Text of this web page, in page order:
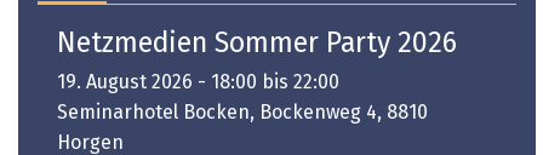
Netzmedien Sommer Party 2026
19. August 2026 - 18:00 bis 22:00
Seminarhotel Bocken, Bockenweg 4, 8810
Horgen